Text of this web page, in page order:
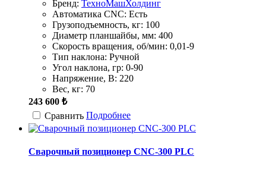
Бренд: ТехноМашХолдинг
Автоматика CNC: Есть
Грузоподъемность, кг: 100
Диаметр планшайбы, мм: 400
Скорость вращения, об/мин: 0,01-9
Тип наклона: Ручной
Угол наклона, гр: 0-90
Напряжение, В: 220
Вес, кг: 70
243 600 ₺
Сравнить Подробнее
Сварочный позиционер CNC-300 PLC